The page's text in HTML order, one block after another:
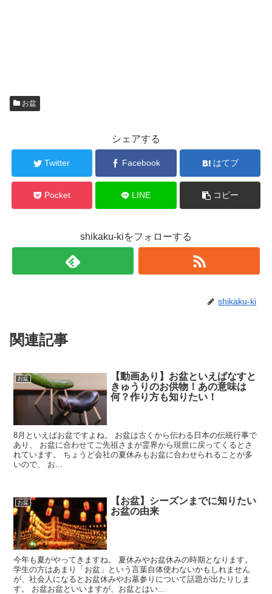
お盆
シェアする
Twitter Facebook はてブ
Pocket LINE コピー
shikaku-kiをフォローする
shikaku-ki
関連記事
お盆
【動画あり】お盆といえばなすと
きゅうりのお供物！あの意味は
何？作り方も知りたい！
8月といえばお盆ですよね。 お盆は古くから伝わる日本の伝統行事で
あり、 お盆に合わせてご先祖さまが霊界から現世に戻ってくるとさ
れています。 ちょうど会社の夏休みもお盆に合わせられることが多
いので、 お...
お盆
【お盆】シーズンまでに知りたい
お盆の由来
今年も夏がやってきますね。 夏休みやお盆休みの時期となります。
学生の方はあまり「お盆」という言葉自体使わないかもしれません
が、社会人になるとお盆休みやお墓参りについて話題が出たりしま
す。 お盆お盆といいますが、お盆とはい...